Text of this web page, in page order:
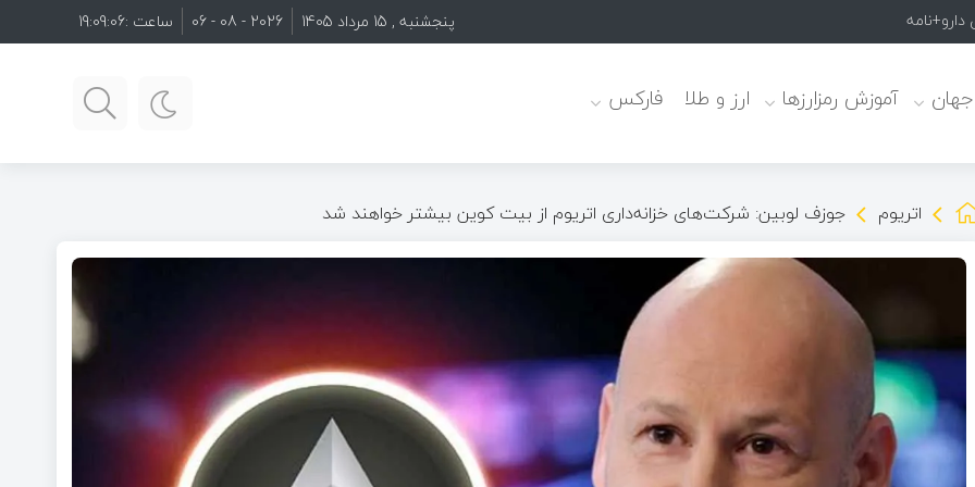
دارو+نامه پنجشنبه , 15 مرداد 1405 2026 - 08 - 06 ساعت :19:09:07
جهان آموزش رمزارزها ارز و طلا فارکس
اتریوم جوزف لوبین: شرکت‌های خزانه‌داری اتریوم از بیت‌ کوین بیشتر خواهند شد